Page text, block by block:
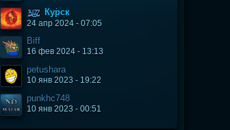
Курск
24 апр 2024 - 07:05
Biff
16 фев 2024 - 13:13
petushara
10 янв 2023 - 19:22
punkhc748
10 янв 2023 - 00:51